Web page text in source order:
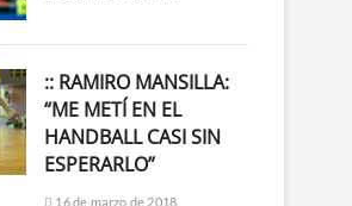
:: RAMIRO MANSILLA:
“ME METÍ EN EL
HANDBALL CASI SIN
ESPERARLO”
16 de marzo de 2018